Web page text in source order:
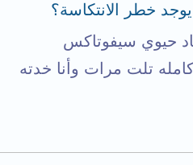
خطر الانتكاسة؟
حيوي سيفوتاكس
تلت مرات وأنا خدته